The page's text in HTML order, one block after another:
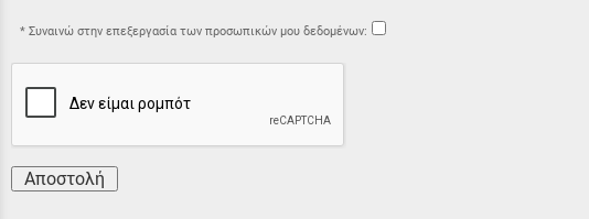
Συναινώ στην επεξεργασία των προσωπικών μου δεδομένων:
Αποστολή